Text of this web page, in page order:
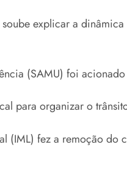
explicar a
(SAMU) foi
para organizar o
(IML) fez a remoção do